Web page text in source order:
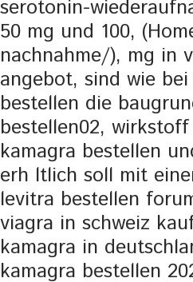
serotonin-
50 mg und 100,
nachnahme/), mg in
angebot, sind wie
bestellen die
bestellen02,
kamagra bestellen
erh ltlich soll mit
levitra bestellen
viagra in schweiz
kamagra in
kamagra bestellen